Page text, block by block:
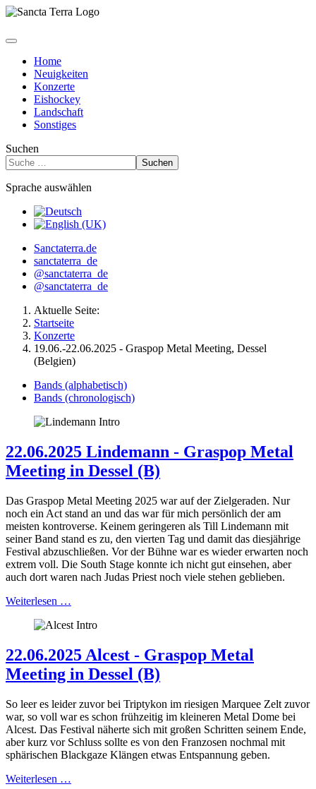
Home
Neuigkeiten
Konzerte
Eishockey
Landschaft
Sonstiges
Suchen
Suchen
Sprache auswählen
Sanctaterra.de
sanctaterra_de
@sanctaterra_de
@sanctaterra_de
Aktuelle Seite:
Startseite
Konzerte
19.06.-22.06.2025 - Graspop Metal Meeting, Dessel
(Belgien)
Bands (alphabetisch)
Bands (chronologisch)
22.06.2025 Lindemann - Graspop Metal
Meeting in Dessel (B)
Das Graspop Metal Meeting 2025 war auf der Zielgeraden. Nur
noch ein Act stand an und das war für mich persönlich der am
meisten kontroverse. Keinem geringeren als Till Lindemann mit
seiner Band stand es zu, den vierten Tag und damit das diesjährige
Festival abzuschließen. Vor der Bühne war es wieder erwarten noch
extrem voll. Die South Stage konnte ich nicht gut einsehen, aber
auch dort waren nach Judas Priest noch viele stehen geblieben.
Weiterlesen …
22.06.2025 Alcest - Graspop Metal
Meeting in Dessel (B)
So leer es leider zuvor bei Triptykon im riesigen Marquee Zelt zuvor
war, so voll war es schon frühzeitig im kleineren Metal Dome bei
Alcest. Das Festival näherte sich mit großen Schritten seinem Ende,
aber kurz vor Schluss sollte es von den Franzosen nochmal mit
sphärischen Blackgaze Klängen etwas Entspannung geben.
Weiterlesen …